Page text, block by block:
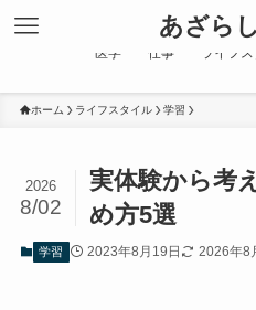
あざら
医学 仕事 ライフ
ホーム ライフスタイル 学習
実体験から考
め方5選
2026
8/02
学習 2023年8月19日 2026年8